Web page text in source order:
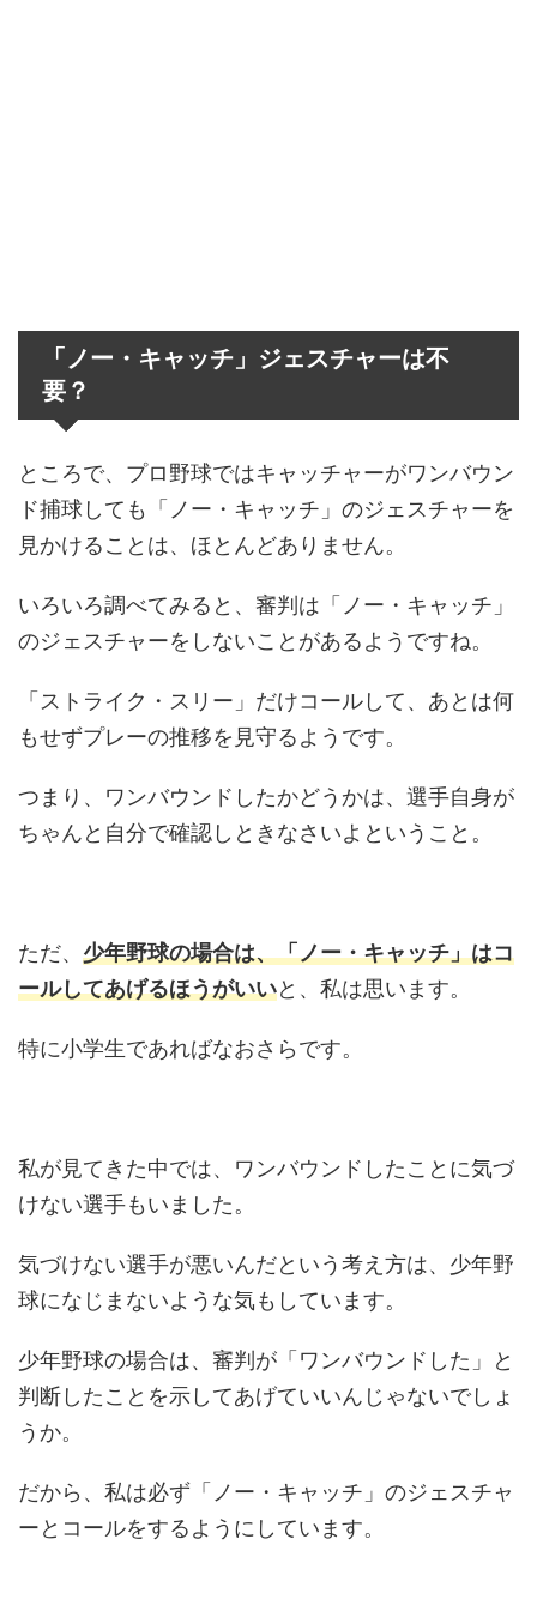
「ノー・キャッチ」ジェスチャーは不
要？
ところで、プロ野球ではキャッチャーがワンバウン
ド捕球しても「ノー・キャッチ」のジェスチャーを
見かけることは、ほとんどありません。
いろいろ調べてみると、審判は「ノー・キャッチ」
のジェスチャーをしないことがあるようですね。
「ストライク・スリー」だけコールして、あとは何
もせずプレーの推移を見守るようです。
つまり、ワンバウンドしたかどうかは、選手自身が
ちゃんと自分で確認しときなさいよということ。
ただ、 少年野球の場合は、「ノー・キャッチ」はコ
ールしてあげるほうがいいと、私は思います。
特に小学生であればなおさらです。
私が見てきた中では、ワンバウンドしたことに気づ
けない選手もいました。
気づけない選手が悪いんだという考え方は、少年野
球になじまないような気もしています。
少年野球の場合は、審判が「ワンバウンドした」と
判断したことを示してあげていいんじゃないでしょ
うか。
だから、私は必ず「ノー・キャッチ」のジェスチャ
ーとコールをするようにしています。